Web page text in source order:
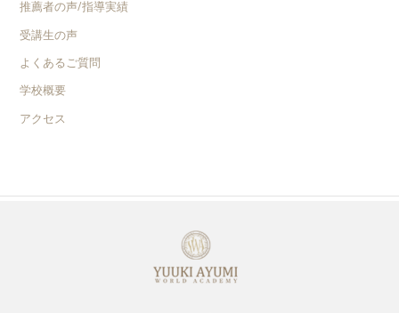
推薦者の声/指導実績
受講生の声
よくあるご質問
学校概要
アクセス